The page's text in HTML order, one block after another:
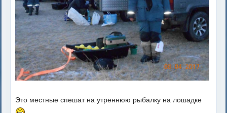
Это местные спешат на утреннюю рыбалку на лошадке